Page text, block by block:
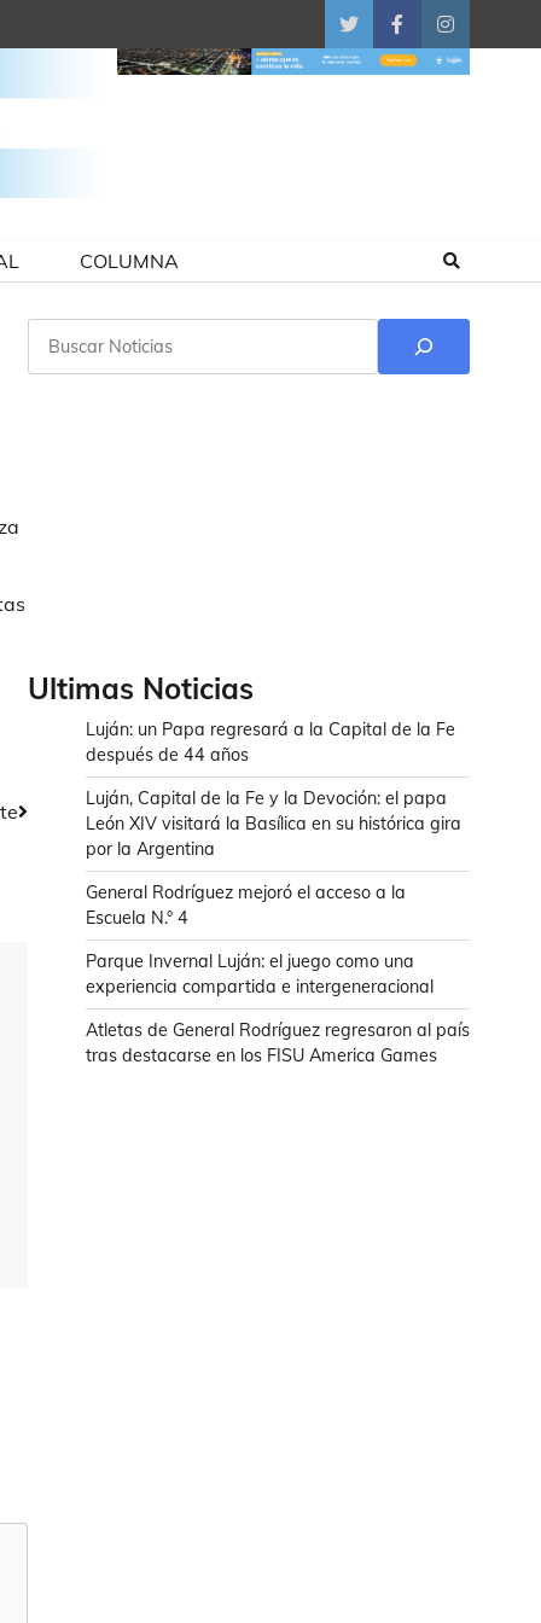
TwitterFacebookInstagram
COLUMNA
Ultimas Noticias
Luján: un Papa regresará a la Capital de la Fe
después de 44 años
Luján, Capital de la Fe y la Devoción: el papa
León XIV visitará la Basílica en su histórica gira
por la Argentina
General Rodríguez mejoró el acceso a la
Escuela N.° 4
Parque Invernal Luján: el juego como una
experiencia compartida e intergeneracional
Atletas de General Rodríguez regresaron al país
tras destacarse en los FISU America Games